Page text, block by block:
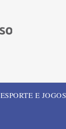
ESPORTE E JOGOS